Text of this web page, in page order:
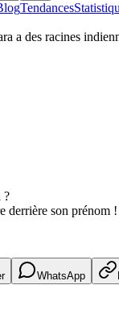
Tendances
a des racines
?
derrière son prénom !
WhatsApp